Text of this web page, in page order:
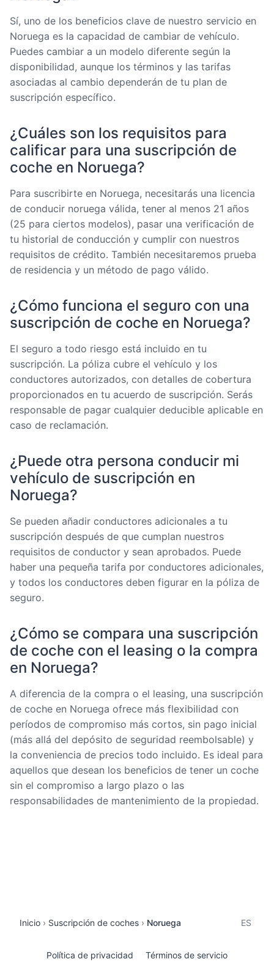
Sí, uno de los beneficios clave de nuestro servicio en
Noruega es la capacidad de cambiar de vehículo.
Puedes cambiar a un modelo diferente según la
disponibilidad, aunque los términos y las tarifas
asociadas al cambio dependerán de tu plan de
suscripción específico.
¿Cuáles son los requisitos para
calificar para una suscripción de
coche en Noruega?
Para suscribirte en Noruega, necesitarás una licencia
de conducir noruega válida, tener al menos 21 años
(25 para ciertos modelos), pasar una verificación de
tu historial de conducción y cumplir con nuestros
requisitos de crédito. También necesitaremos prueba
de residencia y un método de pago válido.
¿Cómo funciona el seguro con una
suscripción de coche en Noruega?
El seguro a todo riesgo está incluido en tu
suscripción. La póliza cubre el vehículo y los
conductores autorizados, con detalles de cobertura
proporcionados en tu acuerdo de suscripción. Serás
responsable de pagar cualquier deducible aplicable en
caso de reclamación.
¿Puede otra persona conducir mi
vehículo de suscripción en
Noruega?
Se pueden añadir conductores adicionales a tu
suscripción después de que cumplan nuestros
requisitos de conductor y sean aprobados. Puede
haber una pequeña tarifa por conductores adicionales,
y todos los conductores deben figurar en la póliza de
seguro.
¿Cómo se compara una suscripción
de coche con el leasing o la compra
en Noruega?
A diferencia de la compra o el leasing, una suscripción
de coche en Noruega ofrece más flexibilidad con
períodos de compromiso más cortos, sin pago inicial
(más allá del depósito de seguridad reembolsable) y
la conveniencia de precios todo incluido. Es ideal para
aquellos que desean los beneficios de tener un coche
sin el compromiso a largo plazo o las
responsabilidades de mantenimiento de la propiedad.
Inicio Suscripción de coches Noruega ES
Política de privacidad Términos de servicio